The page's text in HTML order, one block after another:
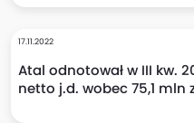
17.11.2022
Atal odnotował w III kw.
netto j.d. wobec 75,1 mln